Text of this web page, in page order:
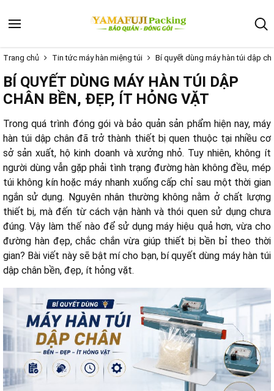
Trang chủ Tin tức máy hàn miệng túi Bí quyết dùng máy hàn túi dập
BÍ QUYẾT DÙNG MÁY HÀN TÚI DẬP
CHÂN BỀN, ĐẸP, ÍT HỎNG VẶT
Trong quá trình đóng gói và bảo quản sản phẩm hiện nay, máy
hàn túi dập chân đã trở thành thiết bị quen thuộc tại nhiều cơ
sở sản xuất, hộ kinh doanh và xưởng nhỏ. Tuy nhiên, không ít
người dùng vẫn gặp phải tình trạng đường hàn không đều, mép
túi không kín hoặc máy nhanh xuống cấp chỉ sau một thời gian
ngắn sử dụng. Nguyên nhân thường không nằm ở chất lượng
thiết bị, mà đến từ cách vận hành và thói quen sử dụng chưa
đúng. Vậy làm thế nào để sử dụng máy hiệu quả hơn, vừa cho
đường hàn đẹp, chắc chắn vừa giúp thiết bị bền bỉ theo thời
gian? Bài viết này sẽ bật mí cho bạn, bí quyết dùng máy hàn túi
dập chân bền, đẹp, ít hỏng vặt.